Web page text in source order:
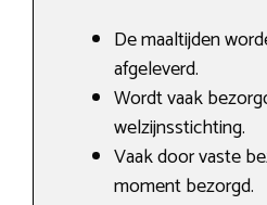
De maaltijden
afgeleverd.
Wordt vaak
welzijnsstichting.
Vaak door vaste
moment bezorgd.